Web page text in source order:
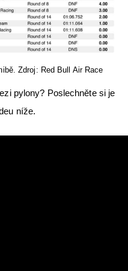
Zdroj: Red Bull Air Race
pylony? Poslechněte si je
níže.